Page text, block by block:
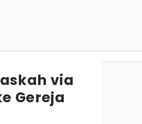
via
Gereja